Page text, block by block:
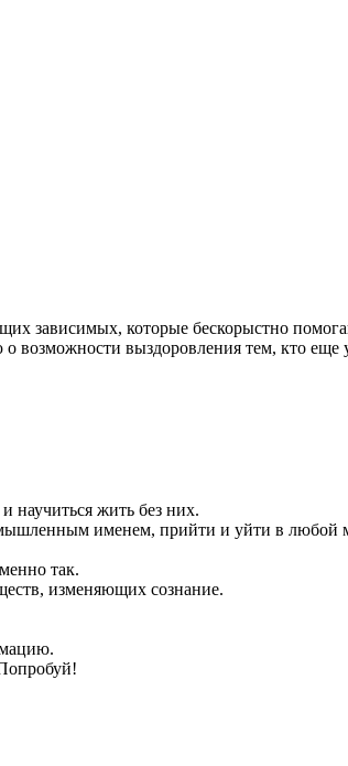
зависимых, которые бескорыстно
выздоровления тем, кто еще
научиться жить без них.
именем, прийти и уйти в любой
так.
изменяющих сознание.